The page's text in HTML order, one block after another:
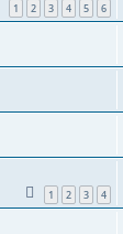
1 2 3 4 5 6
1 2 3 4